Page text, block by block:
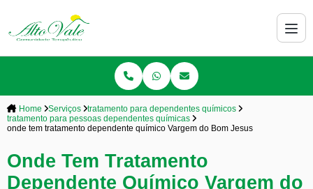
Home Serviços
tratamento para dependentes químicos
tratamento para pessoas dependentes químicas
onde tem tratamento dependente químico Vargem do Bom Jesus
Onde Tem Tratamento
Dependente Químico Vargem do